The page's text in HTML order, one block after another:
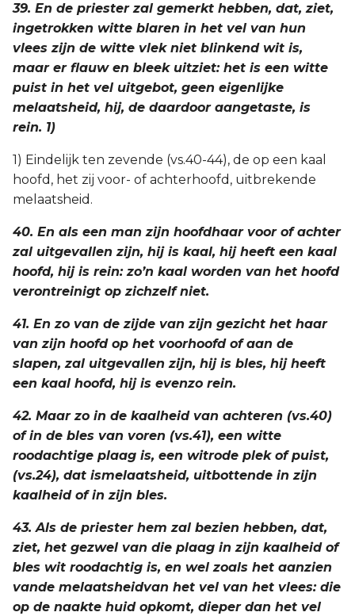
39. En de priester zal gemerkt hebben, dat, ziet,
ingetrokken witte blaren in het vel van hun
vlees zijn de witte vlek niet blinkend wit is,
maar er flauw en bleek uitziet: het is een witte
puist in het vel uitgebot, geen eigenlijke
melaatsheid, hij, de daardoor aangetaste, is
rein. 1)
1) Eindelijk ten zevende (vs.40-44), de op een kaal
hoofd, het zij voor- of achterhoofd, uitbrekende
melaatsheid.
40. En als een man zijn hoofdhaar voor of achter
zal uitgevallen zijn, hij is kaal, hij heeft een kaal
hoofd, hij is rein: zo’n kaal worden van het hoofd
verontreinigt op zichzelf niet.
41. En zo van de zijde van zijn gezicht het haar
van zijn hoofd op het voorhoofd of aan de
slapen, zal uitgevallen zijn, hij is bles, hij heeft
een kaal hoofd, hij is evenzo rein.
42. Maar zo in de kaalheid van achteren (vs.40)
of in de bles van voren (vs.41), een witte
roodachtige plaag is, een witrode plek of puist,
(vs.24), dat ismelaatsheid, uitbottende in zijn
kaalheid of in zijn bles.
43. Als de priester hem zal bezien hebben, dat,
ziet, het gezwel van die plaag in zijn kaalheid of
bles wit roodachtig is, en wel zoals het aanzien
vande melaatsheidvan het vel van het vlees: die
op de naakte huid opkomt, dieper dan het vel